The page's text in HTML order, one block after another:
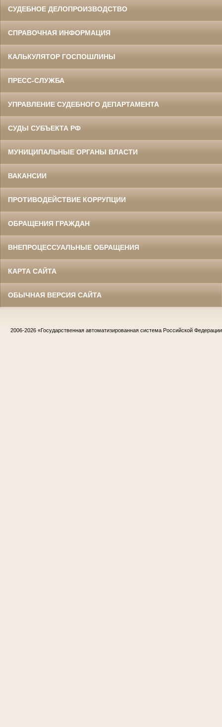
СУДЕБНОЕ ДЕЛОПРОИЗВОДСТВО
СПРАВОЧНАЯ ИНФОРМАЦИЯ
КАЛЬКУЛЯТОР ГОСПОШЛИНЫ
ПРЕСС-СЛУЖБА
УПРАВЛЕНИЕ СУДЕБНОГО ДЕПАРТАМЕНТА
СУДЫ СУБЪЕКТА РФ
МУНИЦИПАЛЬНЫЕ ОРГАНЫ ВЛАСТИ
ВАКАНСИИ
ПРОТИВОДЕЙСТВИЕ КОРРУПЦИИ
ОБРАЩЕНИЯ ГРАЖДАН
ВНЕПРОЦЕССУАЛЬНЫЕ ОБРАЩЕНИЯ
КАРТА САЙТА
ОБЫЧНАЯ ВЕРСИЯ САЙТА
2006-2026 «Государственная автоматизированная система Российской